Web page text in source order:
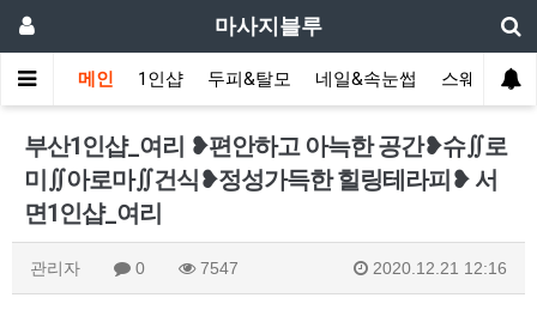
마사지블루
메인 1인샵 두피&탈모 네일&속눈썹 스웨디시(
부산1인샵_여리 ❥편안하고 아늑한 공간❥슈∬로
미∬아로마∬건식❥정성가득한 힐링테라피❥ 서
면1인샵_여리
관리자 0 7547 2020.12.21 12:16